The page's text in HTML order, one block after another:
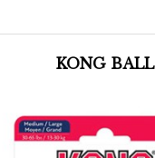
KONG BALL